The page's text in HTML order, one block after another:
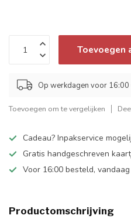
Toevoegen
Op werkdagen voor
Toevoegen om te vergelijken
Cadeau? Inpakservice
Gratis handgeschreven
Voor 16:00 besteld,
Productomschrijving